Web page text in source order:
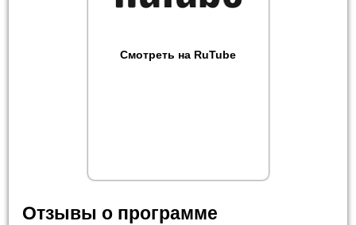
Смотреть на RuTube
Отзывы о программе